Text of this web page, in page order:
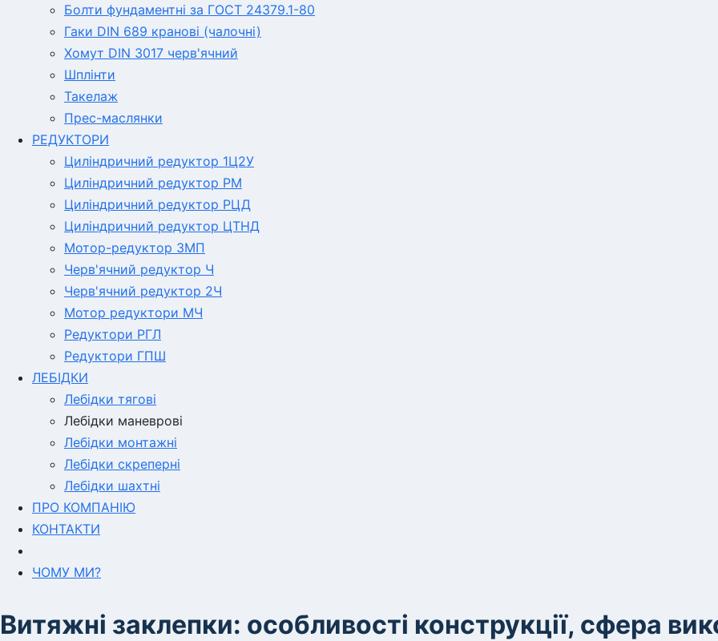
Болти фундаментні за ГОСТ 24379.1-80
Гаки DIN 689 кранові (чалочні)
Хомут DIN 3017 черв'ячний
Шплінти
Такелаж
Прес-маслянки
РЕДУКТОРИ
Циліндричний редуктор 1Ц2У
Циліндричний редуктор РМ
Циліндричний редуктор РЦД
Циліндричний редуктор ЦТНД
Мотор-редуктор 3МП
Черв'ячний редуктор Ч
Черв'ячний редуктор 2Ч
Мотор редуктори МЧ
Редуктори РГЛ
Редуктори ГПШ
ЛЕБІДКИ
Лебідки тягові
Лебідки маневрові
Лебідки монтажні
Лебідки скреперні
Лебідки шахтні
ПРО КОМПАНІЮ
КОНТАКТИ
ЧОМУ МИ?
Витяжні заклепки: особливості конструкції, сфера